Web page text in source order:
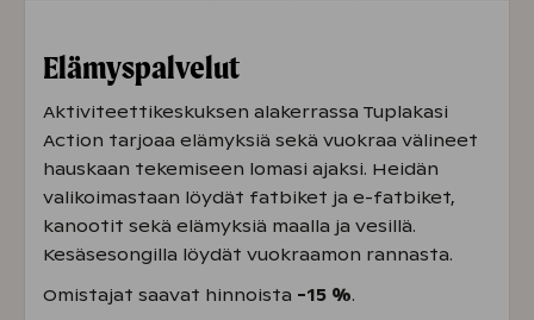
Elämyspalvelut
Aktiviteettikeskuksen alakerrassa Tuplakasi
Action tarjoaa elämyksiä sekä vuokraa välineet
hauskaan tekemiseen lomasi ajaksi. Heidän
valikoimastaan löydät fatbiket ja e-fatbiket,
kanootit sekä elämyksiä maalla ja vesillä.
Kesäsesongilla löydät vuokraamon rannasta.
Omistajat saavat hinnoista -15 %.